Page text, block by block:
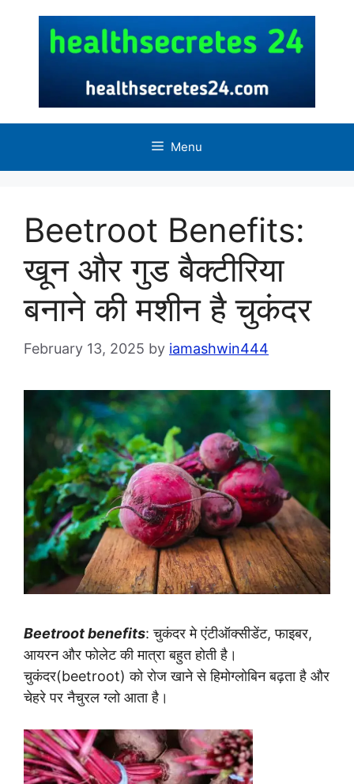
content
Menu
Beetroot Benefits:
खून और गुड बैक्टीरिया
बनाने की मशीन है चुकंदर
February 13, 2025 by iamashwin444
Beetroot benefits: चुकंदर मे एंटीऑक्सीडेंट, फाइबर,
आयरन और फोलेट की मात्रा बहुत होती है।
चुकंदर(beetroot) को रोज खाने से हिमोग्लोबिन बढ़ता है और
चेहरे पर नैचुरल ग्लो आता है।